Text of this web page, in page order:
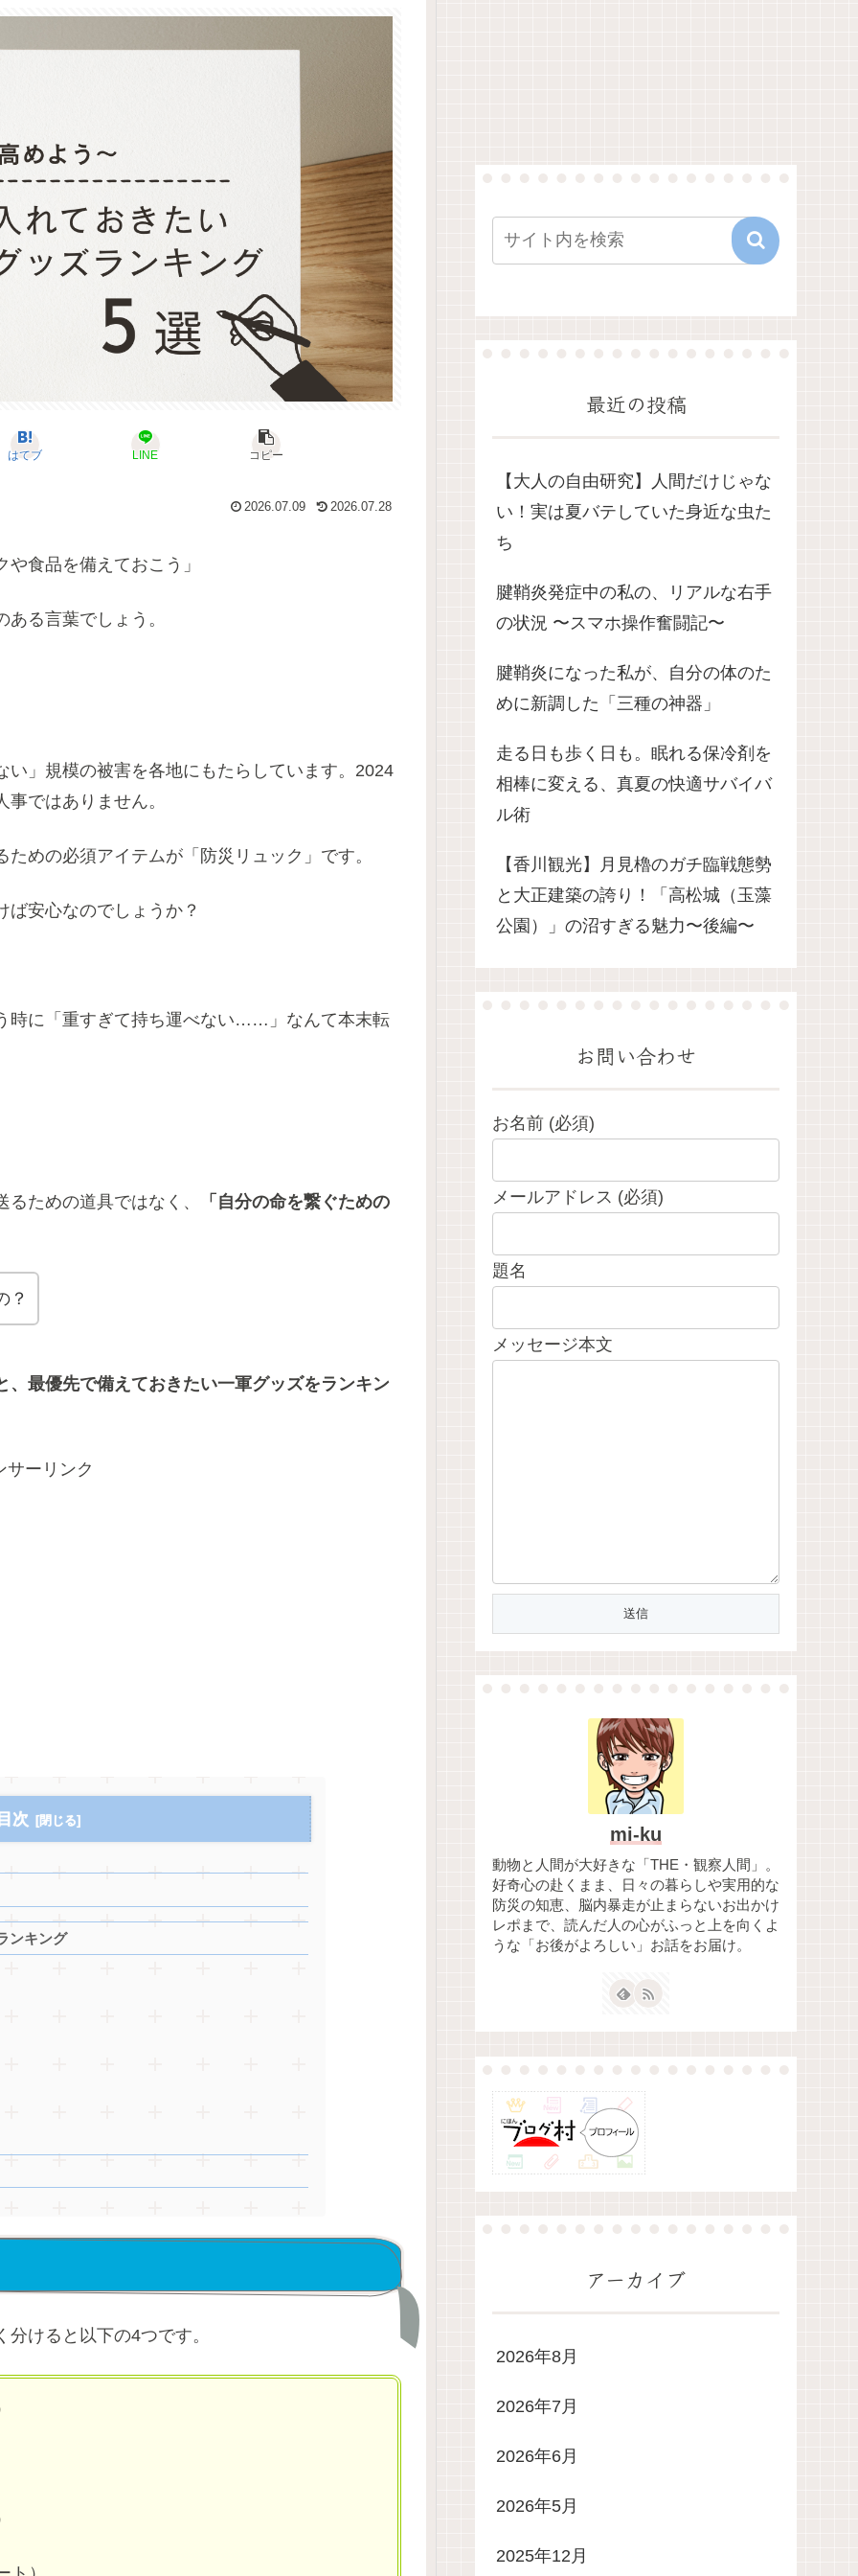
はてブ LINE コピー
2026.07.09 2026.07.28
食品を備えておこう」
る言葉でしょう。
」規模の被害を各地にもたらしています。2024
ではありません。
めの必須アイテムが「防災リュック」です。
安心なのでしょうか？
時に「重すぎて持ち運べない……」なんて本末転
ための道具ではなく、 「自分の命を繋ぐための
？
、最優先で備えておきたい一軍グッズをランキン
サーリンク
次
ンキング
けると以下の4つです。
最近の投稿
【大人の自由研究】人間だけじゃな
い！実は夏バテしていた身近な虫た
ち
腱鞘炎発症中の私の、リアルな右手
の状況 〜スマホ操作奮闘記〜
腱鞘炎になった私が、自分の体のた
めに新調した「三種の神器」
走る日も歩く日も。眠れる保冷剤を
相棒に変える、真夏の快適サバイバ
ル術
【香川観光】月見櫓のガチ臨戦態勢
と大正建築の誇り！「高松城（玉藻
公園）」の沼すぎる魅力〜後編〜
お問い合わせ
お名前 (必須)
メールアドレス (必須)
題名
メッセージ本文
mi-ku
動物と人間が大好きな「THE・観察人間」。
好奇心の赴くまま、日々の暮らしや実用的な
防災の知恵、脳内暴走が止まらないお出かけ
レポまで、読んだ人の心がふっと上を向くよ
うな「お後がよろしい」お話をお届け。
アーカイブ
2026年8月
2026年7月
2026年6月
2026年5月
2025年12月